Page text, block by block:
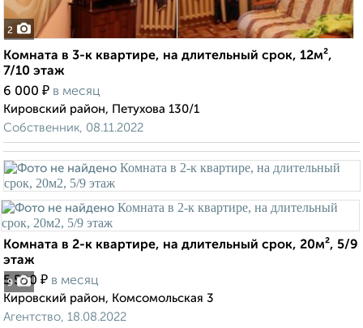
2
Комната в 3-к квартире, на длительный срок, 12м²,
7/10 этаж
6 000 ₽ в месяц
Кировский район, Петухова 130/1
Собственник, 08.11.2022
9
Комната в 2-к квартире, на длительный срок, 20м², 5/9
этаж
5 500 ₽ в месяц
Кировский район, Комсомольская 3
Агентство, 18.08.2022